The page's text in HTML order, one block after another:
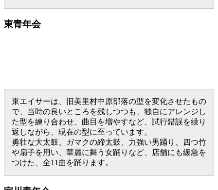
東青年会
東エイサーは、旧美里村中原部落の型を変化させたもの
で、当時の良いところを残しつつも、独自にアレンジし
た型を練り合わせ、曲目を増やすなど、試行錯誤を繰り
返しながら、現在の型に至っています。
勇壮な大太鼓、ガマクの締太鼓、力強い男踊り、四つ竹
や扇子を用い、華麗に舞う女踊りなど、店舗にも緩急を
つけた、全11曲を踊ります。